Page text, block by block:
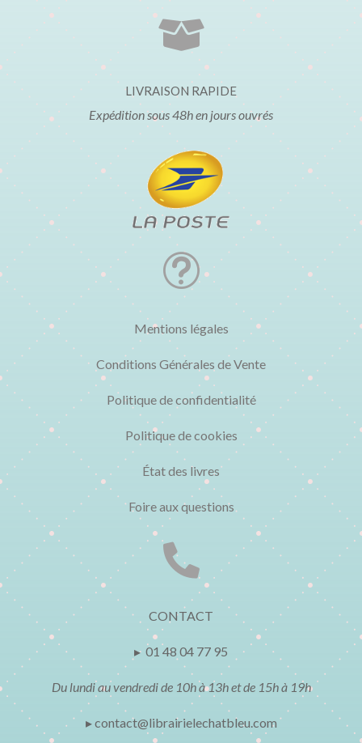

LIVRAISON RAPIDE
Expédition sous 48h en jours ouvrés
t
Mentions légales
Conditions Générales de Vente
Politique de confidentialité
Politique de cookies
État des livres
Foire aux questions

CONTACT
▸ 01 48 04 77 95
Du lundi au vendredi de 10h à 13h et de 15h à 19h
▸ contact@librairielechatbleu.com